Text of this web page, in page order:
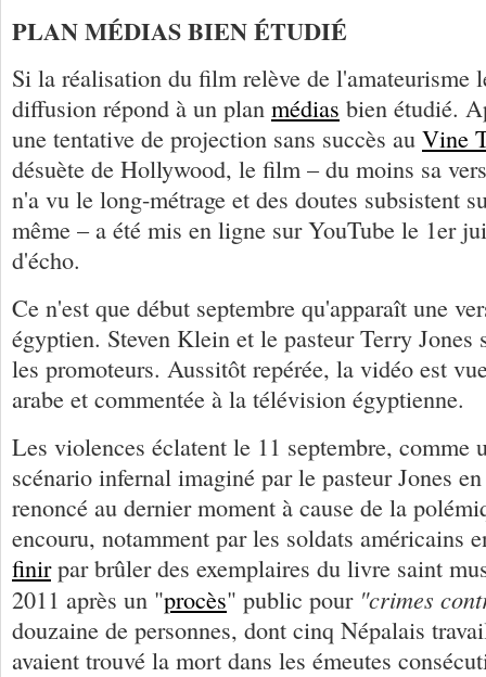
PLAN MÉDIAS BIEN ÉTUDIÉ
Si la réalisation du film relève de l'amateurisme
diffusion répond à un plan médias bien étudié.
une tentative de projection sans succès au Vine
désuète de Hollywood, le film – du moins sa
n'a vu le long-métrage et des doutes subsistent
même – a été mis en ligne sur YouTube le 1er
d'écho.
Ce n'est que début septembre qu'apparaît une
égyptien. Steven Klein et le pasteur Terry Jones
les promoteurs. Aussitôt repérée, la vidéo est
arabe et commentée à la télévision égyptienne.
Les violences éclatent le 11 septembre, comme
scénario infernal imaginé par le pasteur Jones
renoncé au dernier moment à cause de la
encouru, notamment par les soldats américains
finirpar brûler des exemplaires du livre saint
2011 après un "procès" public pour "crimes
douzaine de personnes, dont cinq Népalais
avaient trouvé la mort dans les émeutes